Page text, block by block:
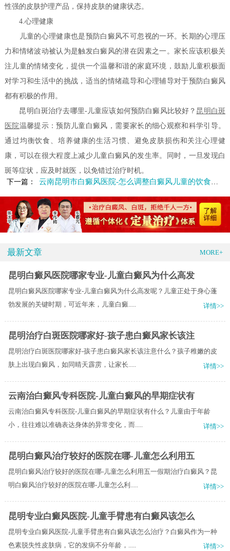
性强的皮肤护理产品，保持皮肤的健康状态。
4.心理健康
儿童的心理健康也是预防白癜风不可忽视的一环。长期的心理压
力和情绪波动被认为是触发白癜风的潜在因素之一。家长应该积极关
注儿童的情绪变化，提供一个温馨和谐的家庭环境，鼓励儿童积极面
对学习和生活中的挑战，适当的情绪疏导和心理辅导对于预防白癜风
都有积极的作用。
昆明白斑治疗去哪里-儿童应该如何预防白癜风比较好？ 昆明白斑
医院温馨提示：预防儿童白癜风，需要家长的细心观察和科学引导。
通过均衡饮食、培养健康的生活习惯、避免皮肤损伤和关注心理健
康，可以在很大程度上减少儿童白癜风的发生率。同时，一旦发现白
斑等症状，应及时就医，以免错过治疗时机。
下一篇：
云南昆明市白癜风医院-怎么调整白癜风儿童的饮食习惯呢
最新文章 MORE+
昆明白癜风医院哪家专业-儿童白癜风为什么高发
昆明白癜风医院哪家专业-儿童白癜风为什么高发呢？儿童正处于身心蓬
勃发展的关键时期，可近年来，儿童白癜.....
详情>>
昆明治疗白斑医院哪家好-孩子患白癜风家长该注
昆明治疗白斑医院哪家好-孩子患白癜风家长该注意什么？孩子稚嫩的皮
肤上出现白癜风，如同晴天霹雳，让家长.....
详情>>
云南治白癜风专科医院-儿童白癜风的早期症状有
云南治白癜风专科医院-儿童白癜风的早期症状有什么？儿童由于年龄
小，往往难以准确表达身体的异常变化，而.....
详情>>
昆明白癜风治疗较好的医院在哪-儿童怎么利用五
昆明白癜风治疗较好的医院在哪-儿童怎么利用五一假期治疗白癜风？昆
明白癜风治疗较好的医院在哪-儿童怎么利.....
详情>>
昆明专业白癜风医院-儿童手臂患有白癜风该怎么
昆明专业白癜风医院-儿童手臂患有白癜风该怎么治疗？白癜风作为一种
色素脱失性皮肤病，它的发病不分年龄，.....
详情>>